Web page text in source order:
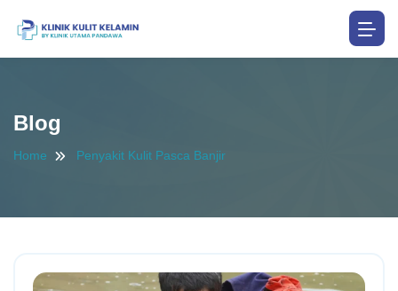
Blog
Home Penyakit Kulit Pasca Banjir